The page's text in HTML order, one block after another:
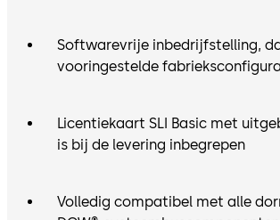
Softwarevrije inbedrijfstelling,
vooringestelde
Licentiekaart SLI Basic met
is bij de levering inbegrepen
Volledig compatibel met alle